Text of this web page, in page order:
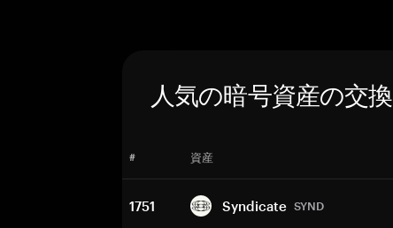
人気の暗号資産の交換
# 資産
1751 Syndicate SYND